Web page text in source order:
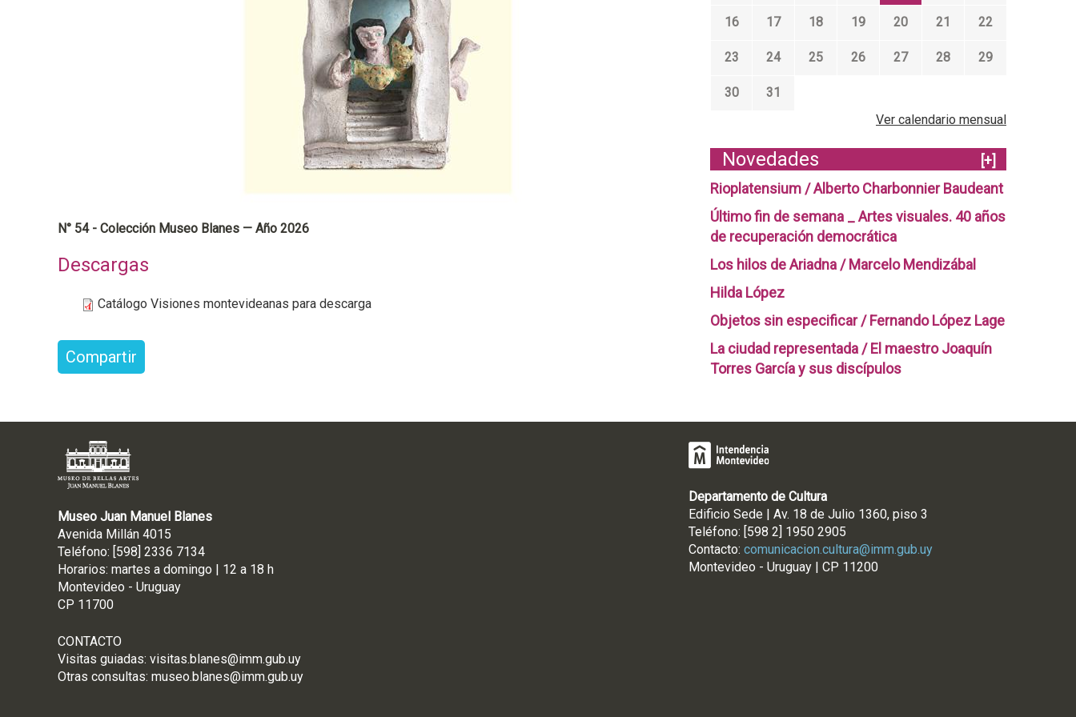
N° 54 - Colección Museo Blanes — Año 2026
Descargas
Catálogo Visiones montevideanas para descarga
Compartir
16 17 18 19 20 21 22
23 24 25 26 27 28 29
30
31
Ver calendario mensual
Novedades
[+]
Rioplatensium / Alberto Charbonnier Baudeant
Último fin de semana _ Artes visuales. 40 años
de recuperación democrática
Los hilos de Ariadna / Marcelo Mendizábal
Hilda López
Objetos sin especificar / Fernando López Lage
La ciudad representada / El maestro Joaquín
Torres García y sus discípulos
Museo Juan Manuel Blanes
Avenida Millán 4015
Teléfono: [598] 2336 7134
Horarios: martes a domingo | 12 a 18 h
Montevideo - Uruguay
CP 11700
CONTACTO
Visitas guiadas: visitas.blanes@imm.gub.uy
Otras consultas: museo.blanes@imm.gub.uy
Departamento de Cultura
Edificio Sede | Av. 18 de Julio 1360, piso 3
Teléfono: [598 2] 1950 2905
Contacto: comunicacion.cultura@imm.gub.uy
Montevideo - Uruguay | CP 11200